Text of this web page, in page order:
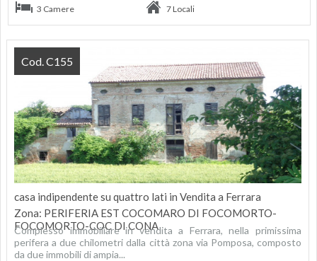
3 Camere 7 Locali
casa indipendente su quattro lati in Vendita a Ferrara
Zona: PERIFERIA EST COCOMARO DI FOCOMORTO-
FOCOMORTO-COC DI CONA
Complesso immobiliare in vendita a Ferrara, nella primissima
perifera a due chilometri dalla città zona via Pomposa, composto
da due immobili di ampia...
Cod. C155